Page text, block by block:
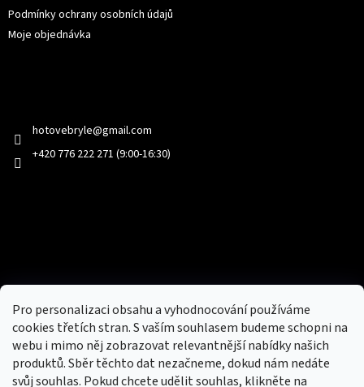
Pro personalizaci obsahu a vyhodnocování používáme
cookies třetích stran. S vaším souhlasem budeme schopni na
webu i mimo něj zobrazovat relevantnější nabídky našich
produktů. Sběr těchto dat nezačneme, dokud nám nedáte
svůj souhlas. Pokud chcete udělit souhlas, klikněte na
Podmínky ochrany osobních údajů
Moje objednávka
hotovebryle@gmail.com
+420 776 222 271 (9:00-16:30)